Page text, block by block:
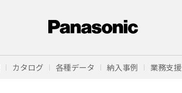
カタログ 各種データ 納入事例 業務支援